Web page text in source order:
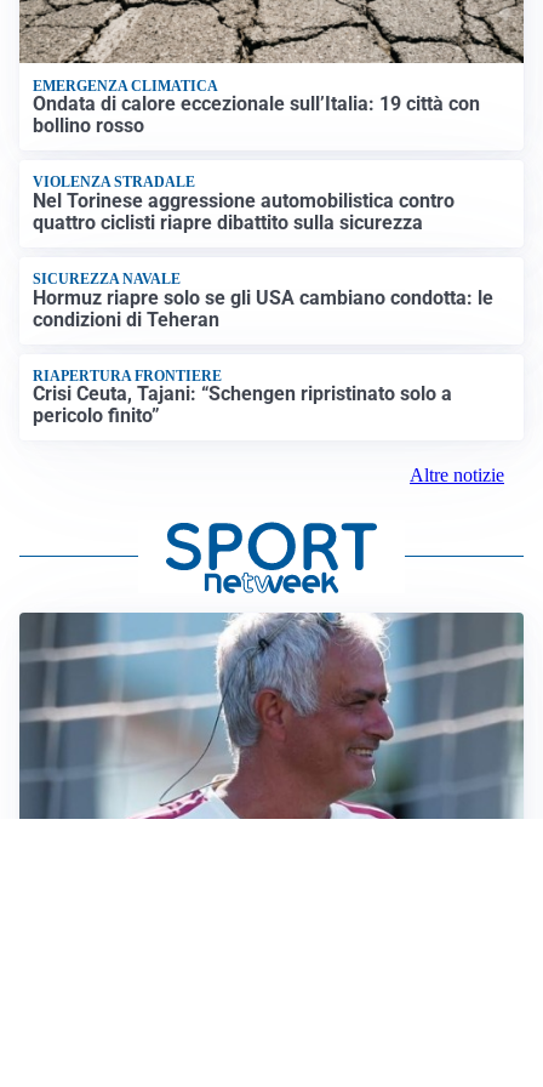
EMERGENZA CLIMATICA
Ondata di calore eccezionale sull’Italia: 19 città con
bollino rosso
VIOLENZA STRADALE
Nel Torinese aggressione automobilistica contro
quattro ciclisti riapre dibattito sulla sicurezza
SICUREZZA NAVALE
Hormuz riapre solo se gli USA cambiano condotta: le
condizioni di Teheran
RIAPERTURA FRONTIERE
Crisi Ceuta, Tajani: “Schengen ripristinato solo a
pericolo finito”
Altre notizie